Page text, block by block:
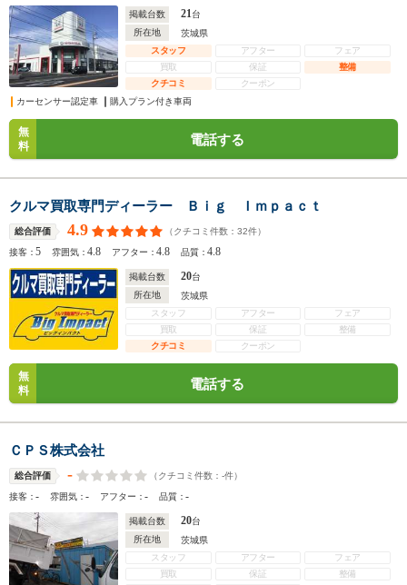
掲載台数 21台
所在地
茨城県
スタッフ
アフター
フェア
買取
保証
整備
クチコミ
クーポン
カーセンサー認定車
購入プラン付き車両
無
料
電話する
クルマ買取専門ディーラー Ｂｉｇ Ｉｍｐａｃｔ
総合評価 4.9 （クチコミ件数： 32件）
接客：5 雰囲気：4.8 アフター：4.8 品質：4.8
掲載台数 20台
所在地
茨城県
スタッフ
アフター
フェア
買取
保証
整備
クチコミ
クーポン
無
料
電話する
ＣＰＳ株式会社
総合評価 - （クチコミ件数： -件）
接客：- 雰囲気：- アフター：- 品質：-
掲載台数 20台
所在地
茨城県
スタッフ
アフター
フェア
買取
保証
整備